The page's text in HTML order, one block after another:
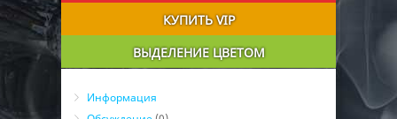
КУПИТЬ VIP
ВЫДЕЛЕНИЕ ЦВЕТОМ
Информация